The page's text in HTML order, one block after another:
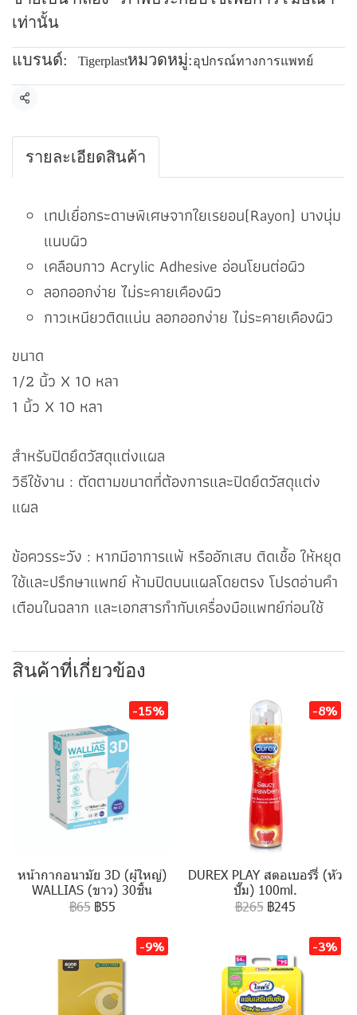
เท่านั้น
แบรนด์: Tigerplastหมวดหมู่:อุปกรณ์ทางการแพทย์
แชร์
รายละเอียดสินค้า
เทปเยื่อกระดาษพิเศษจากใยเรยอน(Rayon) บางนุ่ม
แนบผิว
เคลือบกาว Acrylic Adhesive อ่อนโยนต่อผิว
ลอกออกง่าย ไม่ระคายเคืองผิว
กาวเหนียวติดแน่น ลอกออกง่าย ไม่ระคายเคืองผิว
ขนาด
1/2 นิ้ว X 10 หลา
1 นิ้ว X 10 หลา
สำหรับปิดยึดวัสดุแต่งแผล
วิธีใช้งาน : ตัดตามขนาดที่ต้องการและปิดยึดวัสดุแต่ง
แผล
ข้อควรระวัง : หากมีอาการแพ้ หรืออักเสบ ติดเชื้อ ให้หยุด
ใช้และปรึกษาแพทย์ ห้ามปิดบนแผลโดยตรง โปรดอ่านคำ
เตือนในฉลาก และเอกสารกำกับเครื่องมือแพทย์ก่อนใช้
สินค้าที่เกี่ยวข้อง
-15%
หน้ากากอนามัย 3D (ผู้ใหญ่)
WALLIAS (ขาว) 30ชิ้น
฿65 ฿55
-8%
DUREX PLAY สตอเบอร์รี่ (หัว
ปั๊ม) 100ml.
฿265 ฿245
-9% -3%